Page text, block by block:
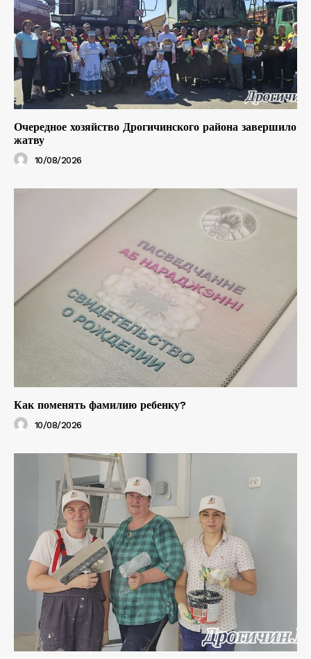
Очередное хозяйство Дрогичинского района завершило
жатву
10/08/2026
Как поменять фамилию ребенку?
10/08/2026